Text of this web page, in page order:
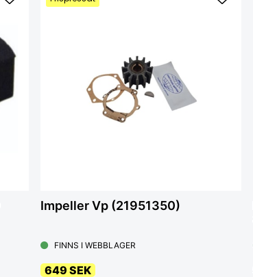
Impeller Vp (21951350)
FINNS I WEBBLAGER
649 SEK